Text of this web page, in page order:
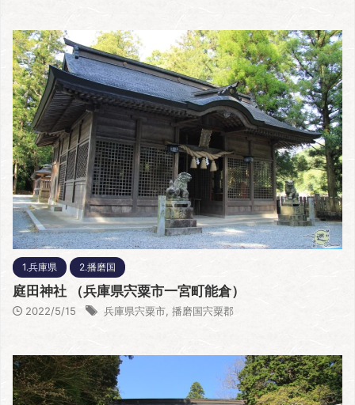
1.兵庫県 2.播磨国
庭田神社 （兵庫県宍粟市一宮町能倉）
2022/5/15 兵庫県宍粟市, 播磨国宍粟郡